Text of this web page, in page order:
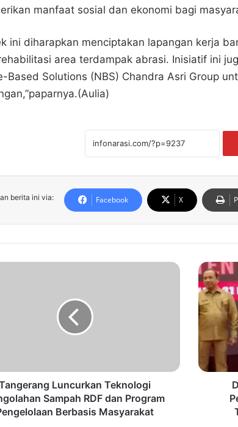
manfaat sosial dan ekonomi bagi
ini diharapkan menciptakan lapangan kerja
area terdampak abrasi. Inisiatif ini
Based Solutions (NBS) Chandra Asri Group
berita ini via: Facebook X
Luncurkan Teknologi
Sampah RDF dan Program
Berbasis Masyarakat
D
i
n
k
e
K
b